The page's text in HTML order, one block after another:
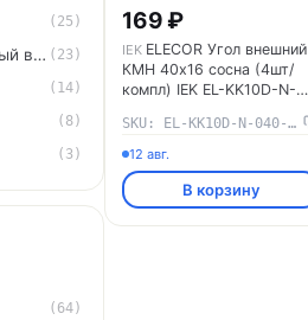
(25)
Формованный (отлитый в форме) (23)
(14)
(8)
(3)
(64)
169 ₽
IEK ELECOR Угол внешний
КМН 40х16 сосна (4шт/
компл) IEK EL-KK10D-N-
SKU: EL-KK10D-N-040-016-K34
12 авг.
В корзину